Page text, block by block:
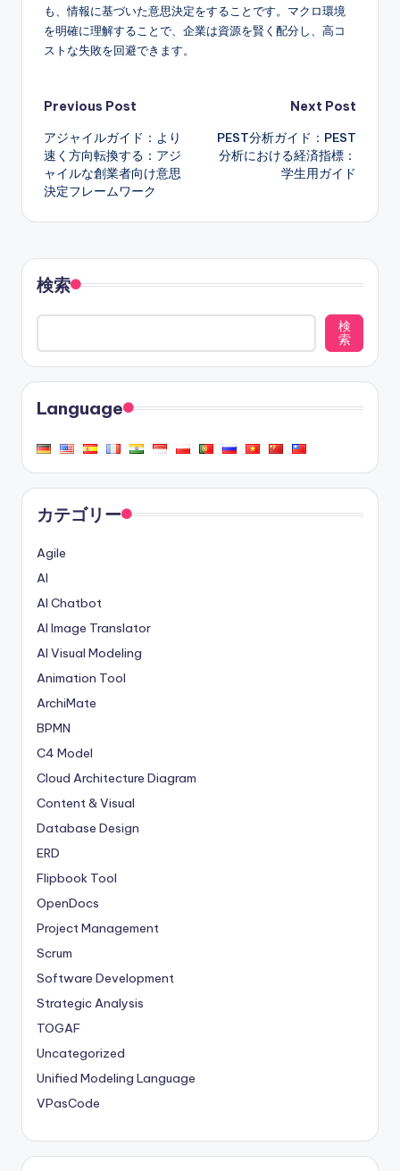
も、情報に基づいた意思決定をすることです。マクロ環境
を明確に理解することで、企業は資源を賢く配分し、高コ
ストな失敗を回避できます。
Post
navigation
Previous Post
アジャイルガイド：より
速く方向転換する：アジ
ャイルな創業者向け意思
決定フレームワーク
Next Post
PEST分析ガイド：PEST
分析における経済指標：
学生用ガイド
検索
検
索
Language
カテゴリー
Agile
AI
AI Chatbot
AI Image Translator
AI Visual Modeling
Animation Tool
ArchiMate
BPMN
C4 Model
Cloud Architecture Diagram
Content & Visual
Database Design
ERD
Flipbook Tool
OpenDocs
Project Management
Scrum
Software Development
Strategic Analysis
TOGAF
Uncategorized
Unified Modeling Language
VPasCode